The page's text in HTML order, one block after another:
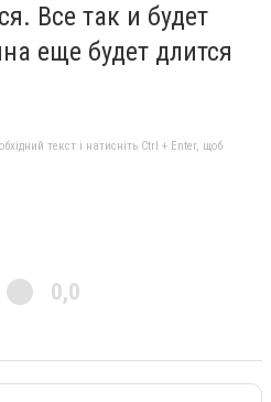
Все так и будет
еще будет длится
текст і натисніть Ctrl + Enter, щоб
0,0